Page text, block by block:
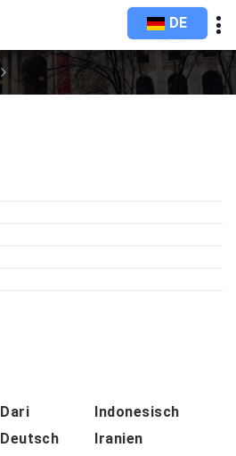
DE
Dari
Deutsch
Indonesisch
Iranien